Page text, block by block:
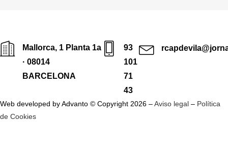
Mallorca, 1 Planta 1a
· 08014
BARCELONA
93
101
71
43
Web developed by Advanto © Copyright 2026 –Aviso legal – Política
de Cookies